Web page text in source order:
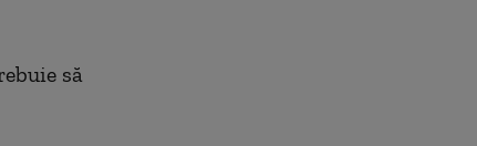
să